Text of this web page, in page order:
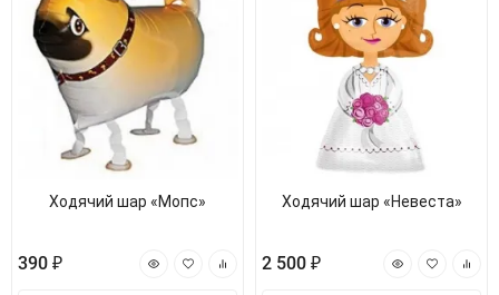
Ходячий шар «Мопс»
390 ₽
Ходячий шар «Невеста»
2 500 ₽